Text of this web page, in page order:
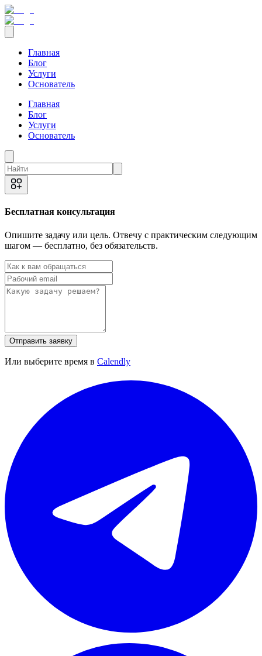
Главная
Блог
Услуги
Основатель
Главная
Блог
Услуги
Основатель
Бесплатная консультация
Опишите задачу или цель. Отвечу с практическим следующим
шагом — бесплатно, без обязательств.
Отправить заявку
Или выберите время в Calendly